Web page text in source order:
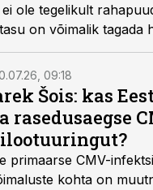
ole tegelikult
09:18
Šois: kas
rasedusaegse
primaarse CMV-
kohta on